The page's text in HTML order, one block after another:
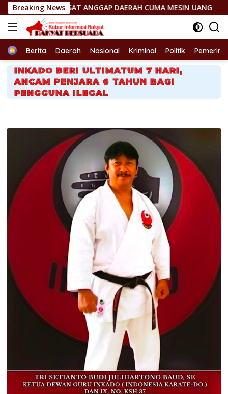
Langsung
ke
konten
Breaking News
ANGGAP DAERAH CUMA MESIN UANG OMONG
HomeBerita Daerah Nasional Kriminal Politik
INKADO BERI ULTIMATUM 7 HARI,
ANCAM PENJARA 6 TAHUN BAGI
PENGGUNA ILEGAL